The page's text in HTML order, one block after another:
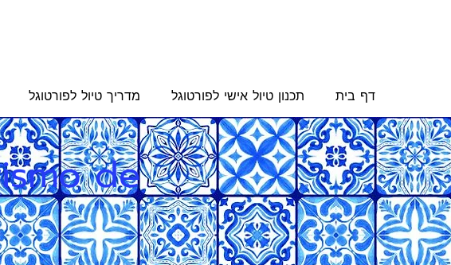
דף בית תכנון טיול אישי לפורטוגל מדריך טיול לפורטוגל
de